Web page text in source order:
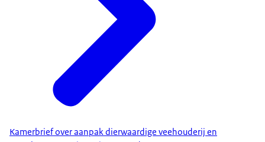
Kamerbrief over aanpak dierwaardige veehouderij en